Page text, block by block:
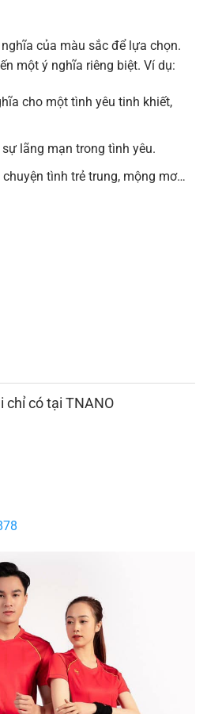
của màu sắc để lựa chọn.
một ý nghĩa riêng biệt. Ví dụ:
cho một tình yêu tinh khiết,
lãng mạn trong tình yêu.
tình trẻ trung, mộng mơ…
chỉ có tại TNANO